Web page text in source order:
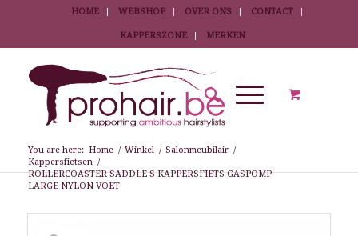
HOME WEBSHOP OVER ONS CONTACT
KAPPERSZONE MERKEN
You are here: Home / Winkel / Salonmeubilair /
Kappersfietsen /
ROLLERCOASTER SADDLE S KAPPERSFIETS GASPOMP
LARGE NYLON VOET